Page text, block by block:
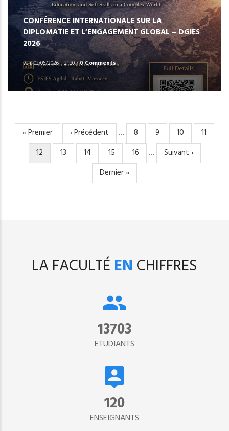
CONFÉRENCE INTERNATIONALE SUR LA
DIPLOMATIE ET L’ENGAGEMENT GLOBAL – DGIES
2026
ven, 03/06/2026 - 21:30/0 Comments
PAGINATION
Première
page
« Premier
Page
précédente
‹ Précédent … Page
8 Page
9 Page
10 Page
11
Page
courante
12 Page
13 Page
14 Page
15 Page
16 …
Page
suivante
Suivant ›
Dernière
page
Dernier »
LA FACULTÉ EN CHIFFRES
15302
ETUDIANTS
134
ENSEIGNANTS